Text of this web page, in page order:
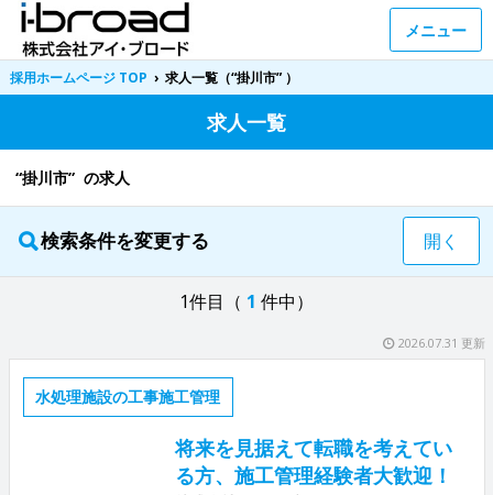
メニュー
採用ホームページ TOP › 求人一覧（“掛川市” ）
求人一覧
“掛川市” の求人
検索条件を変更する 開く
1件目（ 1 件中）
2026.07.31 更新
水処理施設の工事施工管理
将来を見据えて転職を考えてい
る方、施工管理経験者大歓迎！